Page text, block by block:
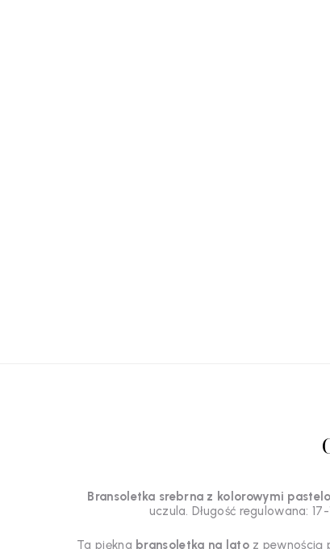
Bransoletka srebrna z kolorowymi
uczula. Długość regulowana:
Ta piękna bransoletka na latoz pewnością